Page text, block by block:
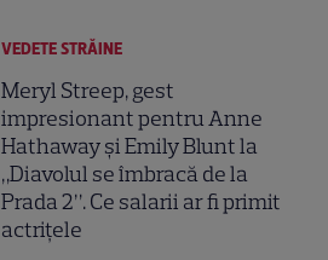
VEDETE STRĂINE
Meryl Streep, gest
impresionant pentru Anne
Hathaway și Emily Blunt la
„Diavolul se îmbracă de la
Prada 2”. Ce salarii ar fi primit
actrițele